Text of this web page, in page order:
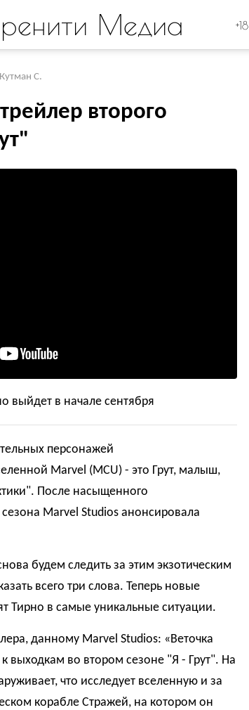
Медиа +18
С.
второго
выйдет в начале сентября
персонажей
Marvel (MCU) - это Грут, малыш,
После насыщенного
Marvel Studios анонсировала
будем следить за этим экзотическим
всего три слова. Теперь новые
Тирно в самые уникальные ситуации.
данному Marvel Studios: «Веточка
выходкам во втором сезоне "Я - Грут". На
что исследует вселенную и за
корабле Стражей, на котором он